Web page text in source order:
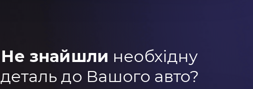
Не знайшли необхідну
деталь до Вашого авто?